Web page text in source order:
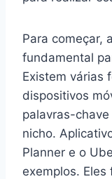
Para começar,
fundamental
Existem várias
dispositivos
palavras-
nicho.
Planner e o
exemplos.